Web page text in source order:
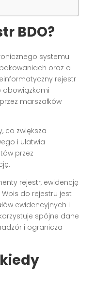
BDO?
systemu
oraz o
rejestr
obowiązkami
marszałków
co zwiększa
i ułatwia
przez
rejestr, ewidencję
do rejestru jest
ewidencyjnych i
spójne dane
i ogranicza